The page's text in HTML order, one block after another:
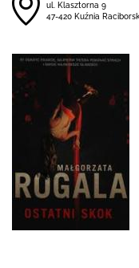
ul. Klasztorna 9
47-420 Kuźnia